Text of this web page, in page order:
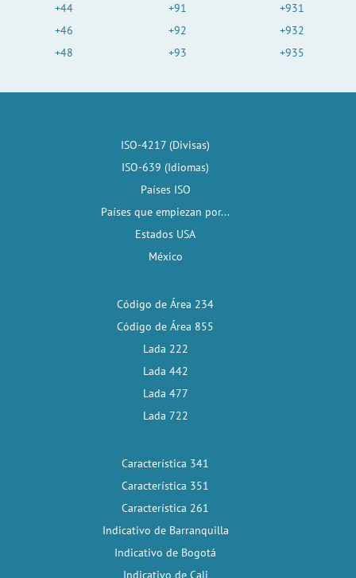
+44
+46
+48
+91
+92
+93
+931
+932
+935
ISO-4217 (Divisas)
ISO-639 (Idiomas)
Países ISO
Países que empiezan por...
Estados USA
México
Código de Área 234
Código de Área 855
Lada 222
Lada 442
Lada 477
Lada 722
Característica 341
Característica 351
Característica 261
Indicativo de Barranquilla
Indicativo de Bogotá
Indicativo de Cali